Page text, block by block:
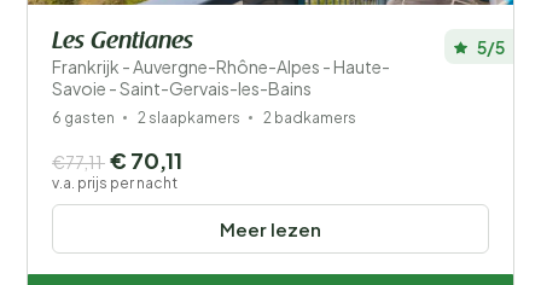
Les Gentianes
Frankrijk - Auvergne-Rhône-Alpes - Haute-
Savoie - Saint-Gervais-les-Bains
5/5
6 gasten 2 slaapkamers 2 badkamers
Meer lezen
€77,11 € 70,11
v.a. prijs per nacht